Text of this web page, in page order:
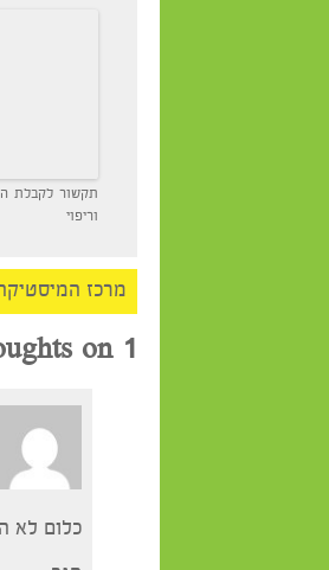
תקשור לקבלת הנחיה
וריפוי
מרכז המיסטיקה>